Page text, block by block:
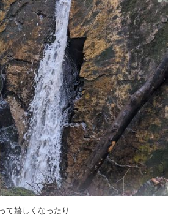
て嬉しくなったり